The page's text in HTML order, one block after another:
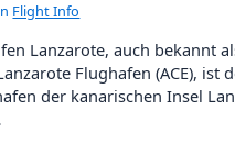
Flight Info
Lanzarote, auch bekannt
Flughafen (ACE), ist
der kanarischen Insel